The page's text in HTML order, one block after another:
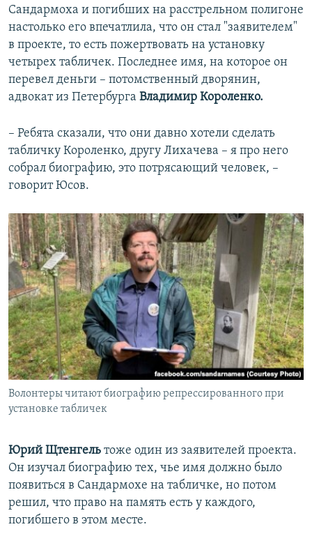
Сандармоха и погибших на расстрельном полигоне
настолько его впечатлила, что он стал "заявителем"
в проекте, то есть пожертвовать на установку
четырех табличек. Последнее имя, на которое он
перевел деньги – потомственный дворянин,
адвокат из Петербурга Владимир Короленко.
– Ребята сказали, что они давно хотели сделать
табличку Короленко, другу Лихачева – я про него
собрал биографию, это потрясающий человек, –
говорит Юсов.
Волонтеры читают биографию репрессированного при
установке табличек
Юрий Щтенгель тоже один из заявителей проекта.
Он изучал биографию тех, чье имя должно было
появиться в Сандармохе на табличке, но потом
решил, что право на память есть у каждого,
погибшего в этом месте.